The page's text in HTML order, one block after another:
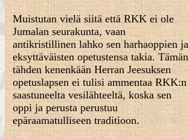
Muistutan vielä siitä että RKK ei ole
Jumalan seurakunta, vaan
antikristillinen lahko sen harhaoppien ja
eksyttäväisten opetustensa takia. Tämän
tähden kenenkään Herran Jeesuksen
opetuslapsen ei tulisi ammentaa RKK:n
saastuneelta vesilähteeltä, koska sen
oppi ja perusta perustuu
epäraamatulliseen traditioon.